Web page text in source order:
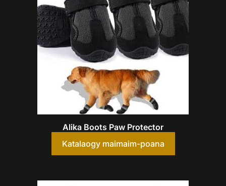
Alika Boots Paw Protector
Katalaogy maimaim-poana